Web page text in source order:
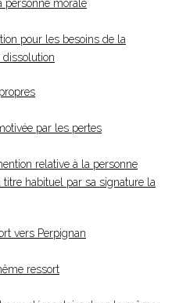
personne morale
pour les besoins de la
dissolution
par les pertes
relative à la personne
habituel par sa signature la
vers Perpignan
ressort